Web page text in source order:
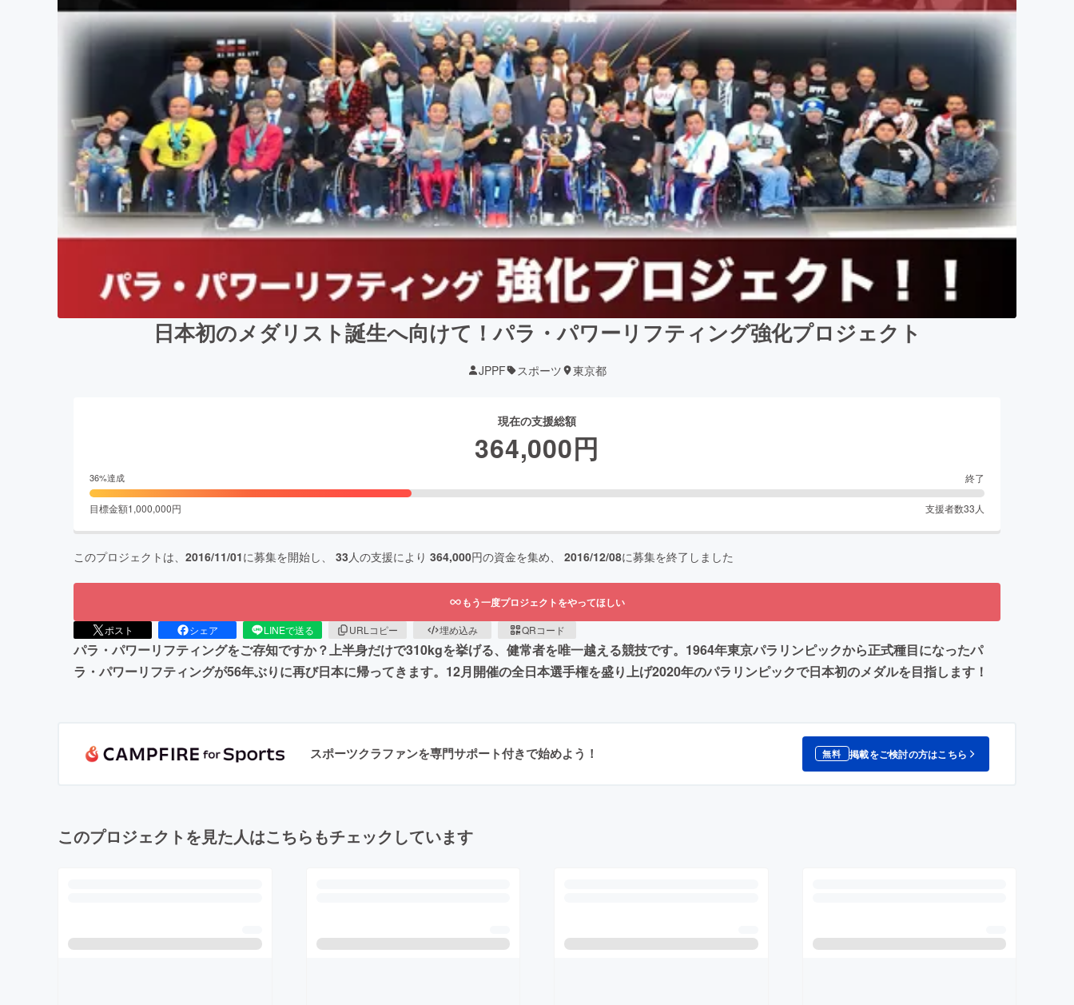
日本初のメダリスト誕生へ向けて！パラ・パワーリフティング強化プロジェクト
JPPF スポーツ 東京都
現在の支援総額
364,000円
36%達成 終了
目標金額1,000,000円 支援者数33 人
このプロジェクトは、 2016/11/01に募集を開始し、 33 人の支援により 364,000円の資金を集め、 2016/12/08に募集を終了しました
もう一度プロジェクトをやってほしい
ポスト シェア LINEで送る URLコピー 埋め込み QRコード
パラ・パワーリフティングをご存知ですか？上半身だけで310kgを挙げる、健常者を唯一越える競技です。1964年東京パラリンピックから正式種目になったパ
ラ・パワーリフティングが56年ぶりに再び日本に帰ってきます。12月開催の全日本選手権を盛り上げ2020年のパラリンピックで日本初のメダルを目指します！
スポーツクラファンを専門サポート付きで始めよう！ 無料 掲載をご検討の方はこちら
このプロジェクトを見た人はこちらもチェックしています